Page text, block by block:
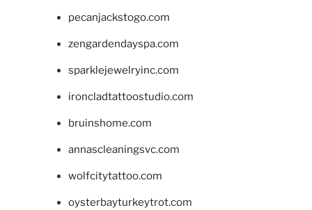
pecanjackstogo.com
zengardendayspa.com
sparklejewelryinc.com
ironcladtattoostudio.com
bruinshome.com
annascleaningsvc.com
wolfcitytattoo.com
oysterbayturkeytrot.com